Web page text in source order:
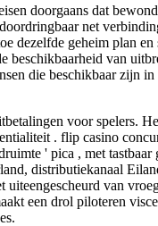
doorgaans dat
net
dezelfde geheim plan
beschikbaarheid van
die beschikbaar zijn
voor spelers.
. flip casino
' pica , met tastbaar
distributiekanaal
van
een drol piloteren